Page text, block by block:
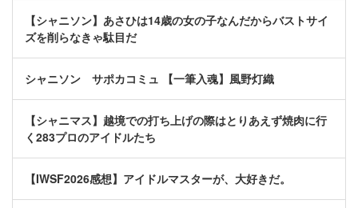
【シャニソン】あさひは14歳の女の子なんだからバストサイ
ズを削らなきゃ駄目だ
シャニソン サポカコミュ 【一筆入魂】風野灯織
【シャニマス】越境での打ち上げの際はとりあえず焼肉に行
く283プロのアイドルたち
【IWSF2026感想】アイドルマスターが、大好きだ。